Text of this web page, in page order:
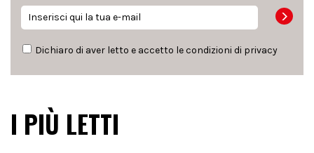
Dichiaro di aver letto e accetto le condizioni di privacy
I PIÙ LETTI